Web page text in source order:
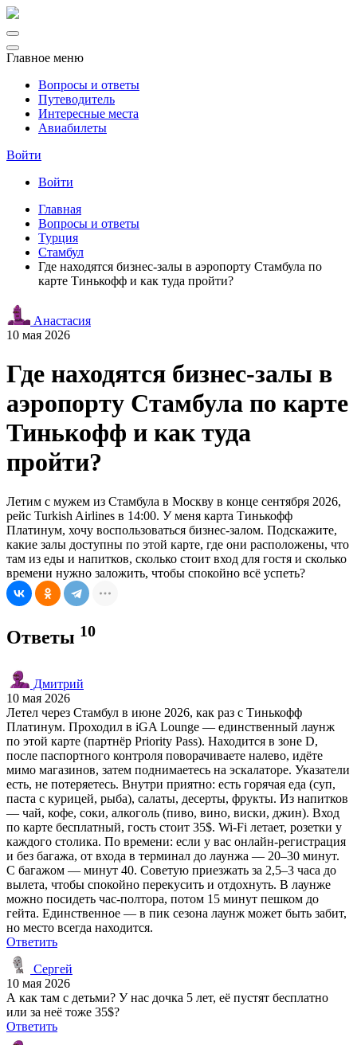
Главное меню
Вопросы и ответы
Путеводитель
Интересные места
Авиабилеты
Войти
Войти
Главная
Вопросы и ответы
Турция
Стамбул
Где находятся бизнес-залы в аэропорту Стамбула по
карте Тинькофф и как туда пройти?
Анастасия
10 мая 2026
Где находятся бизнес-залы в
аэропорту Стамбула по карте
Тинькофф и как туда
пройти?
Летим с мужем из Стамбула в Москву в конце сентября 2026,
рейс Turkish Airlines в 14:00. У меня карта Тинькофф
Платинум, хочу воспользоваться бизнес-залом. Подскажите,
какие залы доступны по этой карте, где они расположены, что
там из еды и напитков, сколько стоит вход для гостя и сколько
времени нужно заложить, чтобы спокойно всё успеть?
Ответы 10
Дмитрий
10 мая 2026
Летел через Стамбул в июне 2026, как раз с Тинькофф
Платинум. Проходил в iGA Lounge — единственный лаунж
по этой карте (партнёр Priority Pass). Находится в зоне D,
после паспортного контроля поворачиваете налево, идёте
мимо магазинов, затем поднимаетесь на эскалаторе. Указатели
есть, не потеряетесь. Внутри приятно: есть горячая еда (суп,
паста с курицей, рыба), салаты, десерты, фрукты. Из напитков
— чай, кофе, соки, алкоголь (пиво, вино, виски, джин). Вход
по карте бесплатный, гость стоит 35$. Wi-Fi летает, розетки у
каждого столика. По времени: если у вас онлайн-регистрация
и без багажа, от входа в терминал до лаунжа — 20–30 минут.
С багажом — минут 40. Советую приезжать за 2,5–3 часа до
вылета, чтобы спокойно перекусить и отдохнуть. В лаунже
можно посидеть час-полтора, потом 15 минут пешком до
гейта. Единственное — в пик сезона лаунж может быть забит,
но место всегда находится.
Ответить
Сергей
10 мая 2026
А как там с детьми? У нас дочка 5 лет, её пустят бесплатно
или за неё тоже 35$?
Ответить